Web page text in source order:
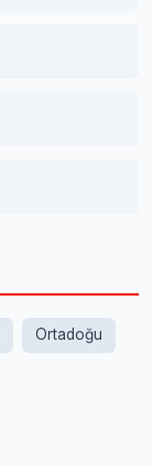
Ortadoğu